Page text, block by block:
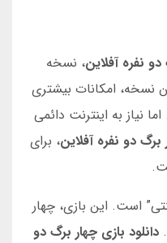
نفره آفلاین، نسخه
نسخه، امکانات بیشتری
نیاز به اینترنت دائمی
برگ دو نفره آفلاین، برای
است. این بازی، چهار
دانلود بازی چهار برگ دو